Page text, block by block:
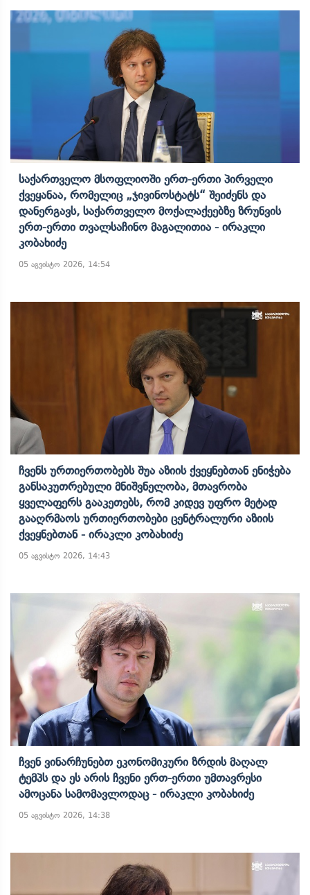
Საქართველო Მსოფლიოში Ერთ-Ერთი Პირველი
Ქვეყანაა, Რომელიც „ჯივინოსტატს“ Შეიძენს Და
Დანერგავს, Საქართველო Მოქალაქეებზე Ზრუნვის
Ერთ-Ერთი Თვალსაჩინო Მაგალითია - Ირაკლი
Კობახიძე
05 აგვისტო 2026, 14:54
Ჩვენს Ურთიერთობებს Შუა Აზიის Ქვეყნებთან Ენიჭება
Განსაკუთრებული Მნიშვნელობა, Მთავრობა
Ყველაფერს Გააკეთებს, Რომ Კიდევ Უფრო Მეტად
Გააღრმაოს Ურთიერთობები Ცენტრალური Აზიის
Ქვეყნებთან - Ირაკლი Კობახიძე
05 აგვისტო 2026, 14:43
Ჩვენ Ვინარჩუნებთ Ეკონომიკური Ზრდის Მაღალ
Ტემპს Და Ეს Არის Ჩვენი Ერთ-Ერთი Უმთავრესი
Ამოცანა Სამომავლოდაც - Ირაკლი Კობახიძე
05 აგვისტო 2026, 14:38